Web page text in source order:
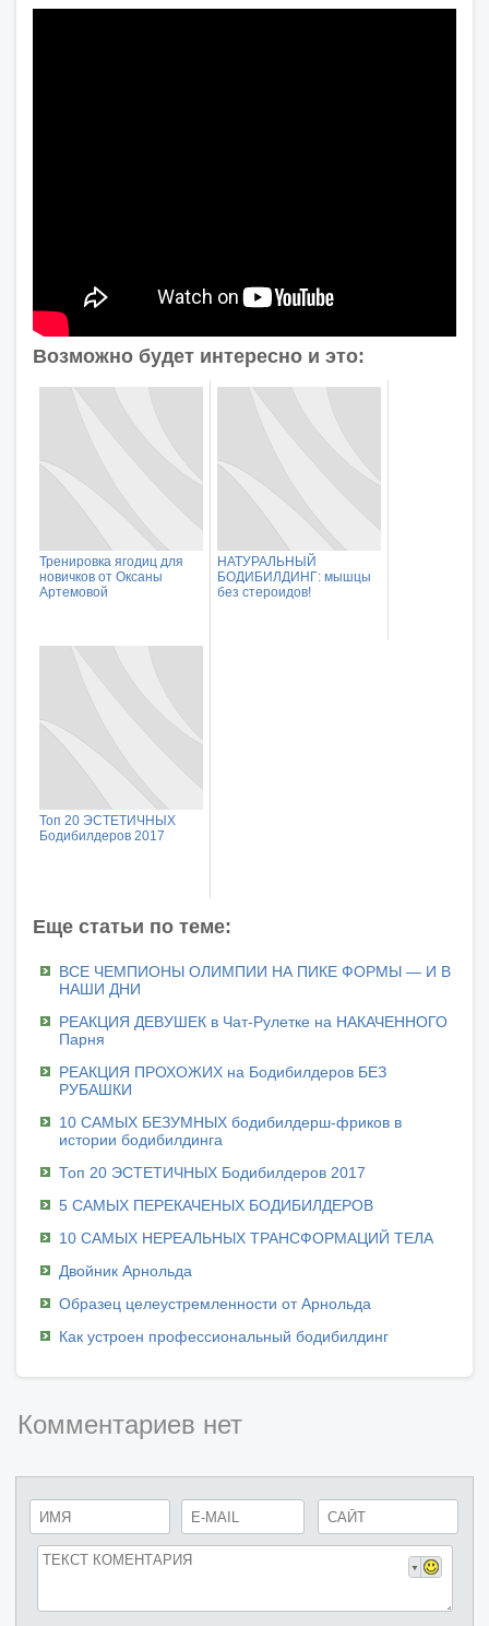
Возможно будет интересно и это:
Тренировка ягодиц для
новичков от Оксаны
Артемовой
НАТУРАЛЬНЫЙ
БОДИБИЛДИНГ: мышцы
без стероидов!
Топ 20 ЭСТЕТИЧНЫХ
Бодибилдеров 2017
Еще статьи по теме:
ВСЕ ЧЕМПИОНЫ ОЛИМПИИ НА ПИКЕ ФОРМЫ — И В
НАШИ ДНИ
РЕАКЦИЯ ДЕВУШЕК в Чат-Рулетке на НАКАЧЕННОГО
Парня
РЕАКЦИЯ ПРОХОЖИХ на Бодибилдеров БЕЗ
РУБАШКИ
10 САМЫХ БЕЗУМНЫХ бодибилдерш-фриков в
истории бодибилдинга
Топ 20 ЭСТЕТИЧНЫХ Бодибилдеров 2017
5 САМЫХ ПЕРЕКАЧЕНЫХ БОДИБИЛДЕРОВ
10 САМЫХ НЕРЕАЛЬНЫХ ТРАНСФОРМАЦИЙ ТЕЛА
Двойник Арнольда
Образец целеустремленности от Арнольда
Как устроен профессиональный бодибилдинг
Комментариев нет